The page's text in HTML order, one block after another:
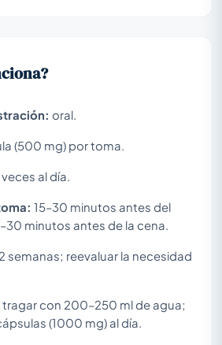
oral.
(500 mg) por toma.
veces al día.
15–30 minutos antes del
minutos antes de la cena.
semanas; reevaluar la necesidad
tragar con 200–250 ml de agua;
(1000 mg) al día.